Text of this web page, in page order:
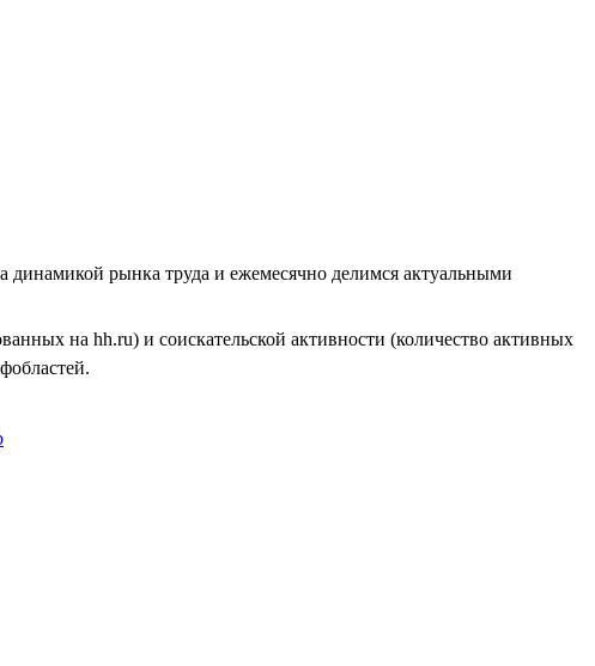
рынка труда и ежемесячно делимся актуальными
на hh.ru) и соискательской активности (количество активных